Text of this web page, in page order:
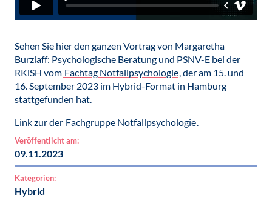
Sehen Sie hier den ganzen Vortrag von Margaretha
Burzlaff: Psychologische Beratung und PSNV-E bei der
RKiSH vom Fachtag Notfallpsychologie, der am 15. und
16. September 2023 im Hybrid-Format in Hamburg
stattgefunden hat.
Link zur der Fachgruppe Notfallpsychologie.
Veröffentlicht am:
09.11.2023
Kategorien:
Hybrid